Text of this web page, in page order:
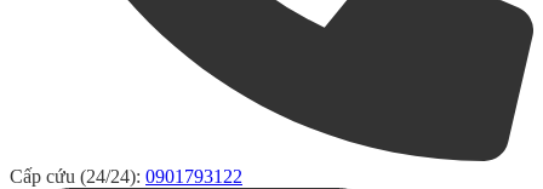
Cấp cứu (24/24): 0901793122